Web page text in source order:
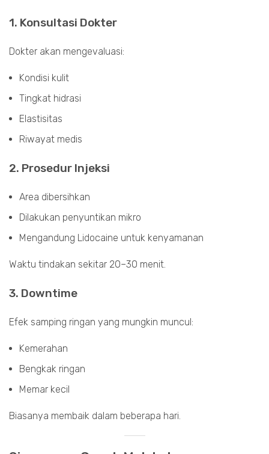
1. Konsultasi Dokter
Dokter akan mengevaluasi:
Kondisi kulit
Tingkat hidrasi
Elastisitas
Riwayat medis
2. Prosedur Injeksi
Area dibersihkan
Dilakukan penyuntikan mikro
Mengandung Lidocaine untuk kenyamanan
Waktu tindakan sekitar 20–30 menit.
3. Downtime
Efek samping ringan yang mungkin muncul:
Kemerahan
Bengkak ringan
Memar kecil
Biasanya membaik dalam beberapa hari.